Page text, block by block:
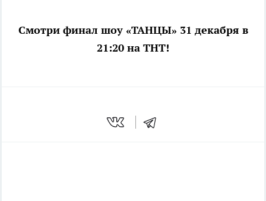
Смотри финал шоу «ТАНЦЫ» 31 декабря в
21:20 на ТНТ!